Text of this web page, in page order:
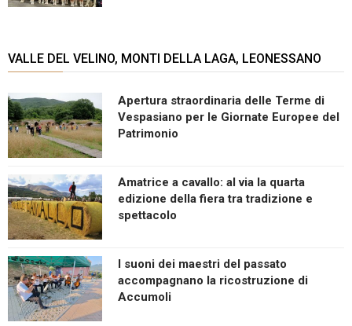
VALLE DEL VELINO, MONTI DELLA LAGA, LEONESSANO
Apertura straordinaria delle Terme di
Vespasiano per le Giornate Europee del
Patrimonio
Amatrice a cavallo: al via la quarta
edizione della fiera tra tradizione e
spettacolo
I suoni dei maestri del passato
accompagnano la ricostruzione di
Accumoli